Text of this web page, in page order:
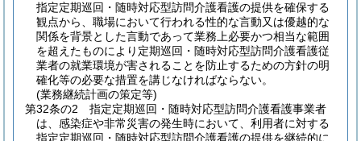
指定定期巡回・随時対応型訪問介護看護の提供を確保する
観点から、職場において行われる性的な言動又は優越的な
関係を背景とした言動であって業務上必要かつ相当な範囲
を超えたものにより定期巡回・随時対応型訪問介護看護従
業者の就業環境が害されることを防止するための方針の明
確化等の必要な措置を講じなければならない。
(業務継続計画の策定等)
第32条の2
指定定期巡回・随時対応型訪問介護看護事業者
は、感染症や非常災害の発生時において、利用者に対する
指定定期巡回・随時対応型訪問介護看護の提供を継続的に